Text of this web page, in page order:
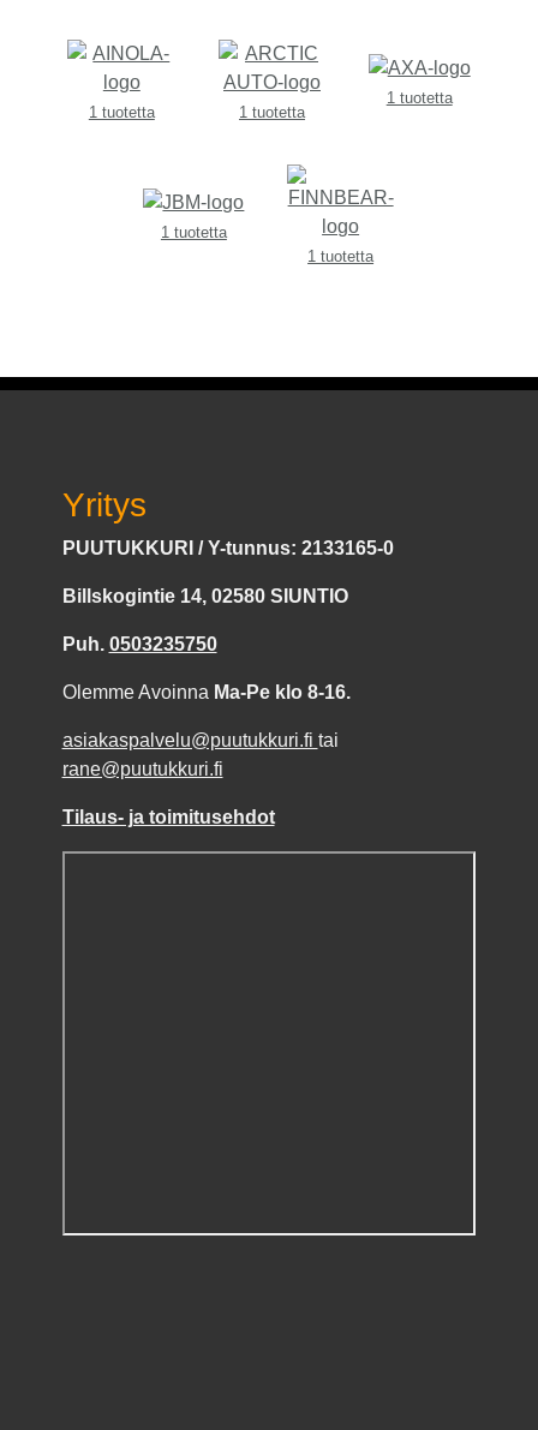
1 tuotetta 1 tuotetta
1 tuotetta
1 tuotetta
1 tuotetta
Yritys
PUUTUKKURI / Y-tunnus: 2133165-0
Billskogintie 14, 02580 SIUNTIO
Puh. 0503235750
Olemme Avoinna Ma-Pe klo 8-16.
asiakaspalvelu@puutukkuri.fi tai
rane@puutukkuri.fi
Tilaus- ja toimitusehdot